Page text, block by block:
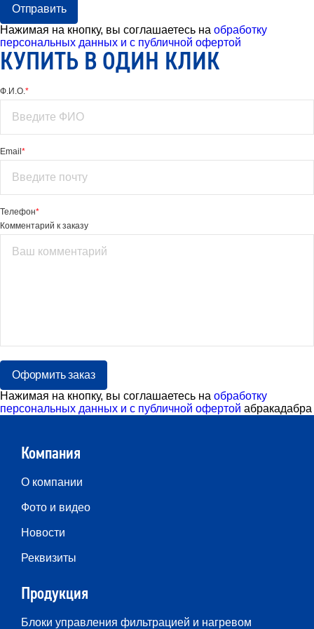
Отправить
Нажимая на кнопку, вы соглашаетесь на обработку
персональных данных и с публичной офертой
КУПИТЬ В ОДИН КЛИК
Ф.И.О.*
Email *
Телефон*
Комментарий к заказу
Оформить заказ
Нажимая на кнопку, вы соглашаетесь на обработку
персональных данных и с публичной офертой абракадабра
Компания
О компании
Фото и видео
Новости
Реквизиты
Продукция
Блоки управления фильтрацией и нагревом